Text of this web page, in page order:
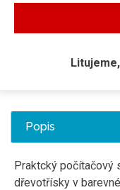
Popis
Praktcký počítačový
dřevotřísky v